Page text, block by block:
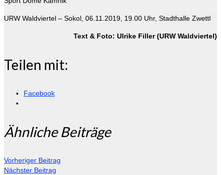
URW Waldviertel – Sokol, 06.11.2019, 19.00 Uhr, Stadthalle Zwettl
Text & Foto: Ulrike Filler (URW Waldviertel)
Teilen mit:
Facebook
Ähnliche Beiträge
Vorheriger Beitrag
Nächster Beitrag